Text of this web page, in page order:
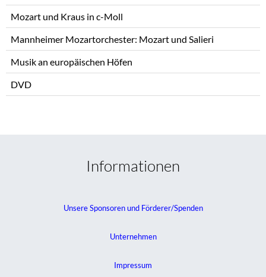
Mozart und Kraus in c-Moll
Mannheimer Mozartorchester: Mozart und Salieri
Musik an europäischen Höfen
DVD
Informationen
Unsere Sponsoren und Förderer/Spenden
Unternehmen
Impressum